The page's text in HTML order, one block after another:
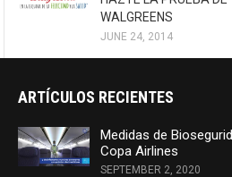
WALGREENS
JUNE 24, 2014
ARTÍCULOS RECIENTES
Medidas de
Copa Airlines
SEPTEMBER 2, 2020